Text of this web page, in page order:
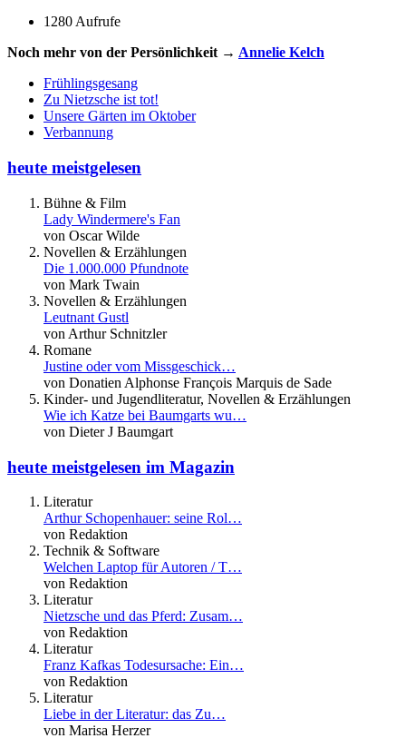
1280 Aufrufe
Noch mehr von der Persönlichkeit → Annelie Kelch
Frühlingsgesang
Zu Nietzsche ist tot!
Unsere Gärten im Oktober
Verbannung
heute meistgelesen
Bühne & Film
Lady Windermere's Fan
von Oscar Wilde
Novellen & Erzählungen
Die 1.000.000 Pfundnote
von Mark Twain
Novellen & Erzählungen
Leutnant Gustl
von Arthur Schnitzler
Romane
Justine oder vom Missgeschick…
von Donatien Alphonse François Marquis de Sade
Kinder- und Jugendliteratur, Novellen & Erzählungen
Wie ich Katze bei Baumgarts wu…
von Dieter J Baumgart
heute meistgelesen im Magazin
Literatur
Arthur Schopenhauer: seine Rol…
von Redaktion
Technik & Software
Welchen Laptop für Autoren / T…
von Redaktion
Literatur
Nietzsche und das Pferd: Zusam…
von Redaktion
Literatur
Franz Kafkas Todesursache: Ein…
von Redaktion
Literatur
Liebe in der Literatur: das Zu…
von Marisa Herzer